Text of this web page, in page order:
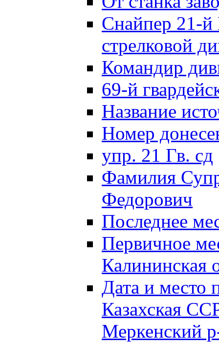
Снайпер 21-й
стрелковой
Командир
69-й
Название
Номер
упр. 21 Гв. сд
Фамилия
Федорович
Последнее
Первичное
Калининская
Дата и
Казахская
Меркенский